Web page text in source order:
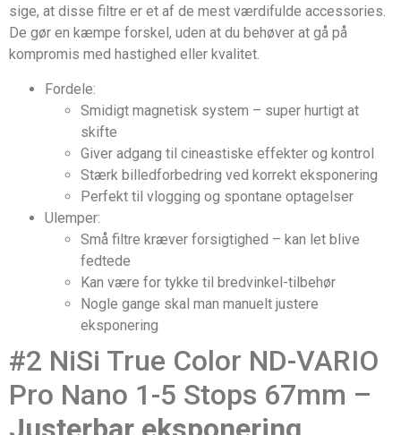
sige, at disse filtre er et af de mest værdifulde accessories.
De gør en kæmpe forskel, uden at du behøver at gå på
kompromis med hastighed eller kvalitet.
Fordele:
Smidigt magnetisk system – super hurtigt at
skifte
Giver adgang til cineastiske effekter og kontrol
Stærk billedforbedring ved korrekt eksponering
Perfekt til vlogging og spontane optagelser
Ulemper:
Små filtre kræver forsigtighed – kan let blive
fedtede
Kan være for tykke til bredvinkel-tilbehør
Nogle gange skal man manuelt justere
eksponering
#2 NiSi True Color ND-VARIO
Pro Nano 1-5 Stops 67mm –